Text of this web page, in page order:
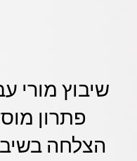
שיבוץ מורי